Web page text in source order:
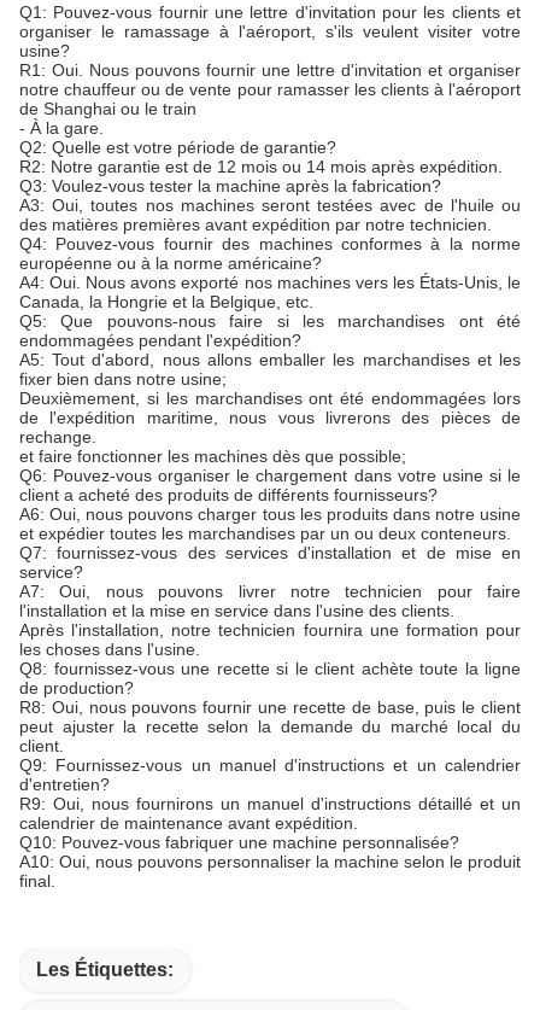
Q1: Pouvez-vous fournir une lettre d'invitation pour les clients et
organiser le ramassage à l'aéroport, s'ils veulent visiter votre
usine?
R1: Oui. Nous pouvons fournir une lettre d'invitation et organiser
notre chauffeur ou de vente pour ramasser les clients à l'aéroport
de Shanghai ou le train
- À la gare.
Q2: Quelle est votre période de garantie?
R2: Notre garantie est de 12 mois ou 14 mois après expédition.
Q3: Voulez-vous tester la machine après la fabrication?
A3: Oui, toutes nos machines seront testées avec de l'huile ou
des matières premières avant expédition par notre technicien.
Q4: Pouvez-vous fournir des machines conformes à la norme
européenne ou à la norme américaine?
A4: Oui. Nous avons exporté nos machines vers les États-Unis, le
Canada, la Hongrie et la Belgique, etc.
Q5: Que pouvons-nous faire si les marchandises ont été
endommagées pendant l'expédition?
A5: Tout d'abord, nous allons emballer les marchandises et les
fixer bien dans notre usine;
Deuxièmement, si les marchandises ont été endommagées lors
de l'expédition maritime, nous vous livrerons des pièces de
rechange.
et faire fonctionner les machines dès que possible;
Q6: Pouvez-vous organiser le chargement dans votre usine si le
client a acheté des produits de différents fournisseurs?
A6: Oui, nous pouvons charger tous les produits dans notre usine
et expédier toutes les marchandises par un ou deux conteneurs.
Q7: fournissez-vous des services d'installation et de mise en
service?
A7: Oui, nous pouvons livrer notre technicien pour faire
l'installation et la mise en service dans l'usine des clients.
Après l'installation, notre technicien fournira une formation pour
les choses dans l'usine.
Q8: fournissez-vous une recette si le client achète toute la ligne
de production?
R8: Oui, nous pouvons fournir une recette de base, puis le client
peut ajuster la recette selon la demande du marché local du
client.
Q9: Fournissez-vous un manuel d'instructions et un calendrier
d'entretien?
R9: Oui, nous fournirons un manuel d'instructions détaillé et un
calendrier de maintenance avant expédition.
Q10: Pouvez-vous fabriquer une machine personnalisée?
A10: Oui, nous pouvons personnaliser la machine selon le produit
final.
Les Étiquettes: